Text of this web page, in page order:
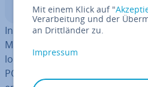
In­halts­ver­zeich­nis
In einer PST-Datei (Personal
Mails, Kontakte, Kalender und
lokal ge­spei­chert. Sie dient vor
POP-Konten oder zur
Mit einem Klick auf "
Verarbeitung und der
an Drittländer zu.
Impressum